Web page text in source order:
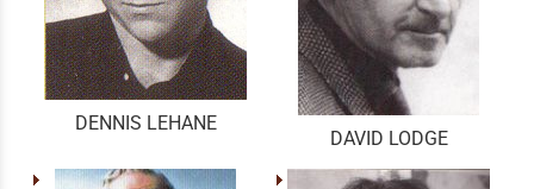
DENNIS LEHANE
DAVID LODGE